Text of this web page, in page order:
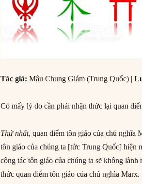
Tác giả:Mâu Chung Giám (Trung Quốc) |
Có mấy lý do cần phải nhận thức lại quan
Thứnhất, quan điểm tôn giáo của chủ nghĩa
tôn giáo của chúng ta [tức Trung Quốc] hiện
công tác tôn giáo của chúng ta sẽ không
thức quan điểm tôn giáo của chủ nghĩa Marx.